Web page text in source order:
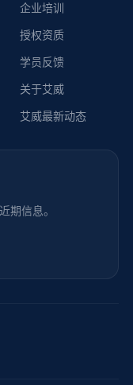
企业培训
授权资质
学员反馈
关于艾威
艾威最新动态
期信息。